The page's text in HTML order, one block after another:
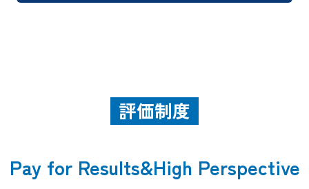
評価制度
Pay for Results&High Perspective